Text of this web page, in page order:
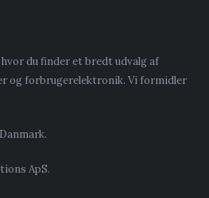
du finder et bredt udvalg af
og forbrugerelektronik. Vi formidler
ApS.